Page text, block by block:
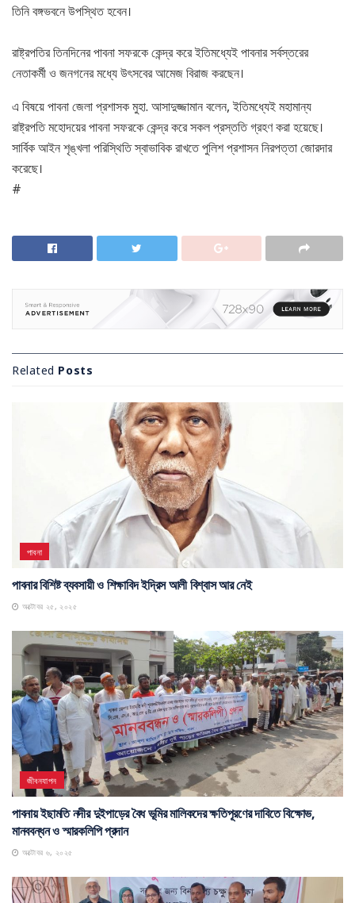
তিনি বঙ্গভবনে উপস্থিত হবেন।
রাষ্ট্রপতির তিনদিনের পাবনা সফরকে কেন্দ্র করে ইতিমধ্যেই পাবনার সর্বস্তরের
নেতাকর্মী ও জনগনের মধ্যে উৎসবের আমেজ বিরাজ করছেন।
এ বিষয়ে পাবনা জেলা প্রশাসক মুহা. আসাদুজ্জামান বলেন, ইতিমধ্যেই মহামান্য
রাষ্ট্রপতি মহোদয়ের পাবনা সফরকে কেন্দ্র করে সকল প্রস্ততি গ্রহণ করা হয়েছে।
সার্বিক আইন শৃঙ্খলা পরিস্থিতি স্বাভাবিক রাখতে পুলিশ প্রশাসন নিরপত্তা জোরদার
করেছে।
#
Related Posts
পাবনা
পাবনার বিশিষ্ট ব্যবসায়ী ও শিক্ষাবিদ ইদ্রিস আলী বিশ্বাস আর নেই
অক্টোবর ২৫, ২০২৫
জীবনযাপন
পাবনায় ইছামতি নদীর দুইপাড়ের বৈধ ভূমির মালিকদের ক্ষতিপূরণের দাবিতে বিক্ষোভ,
মানববন্ধন ও স্মারকলিপি প্রদান
অক্টোবর ৬, ২০২৫